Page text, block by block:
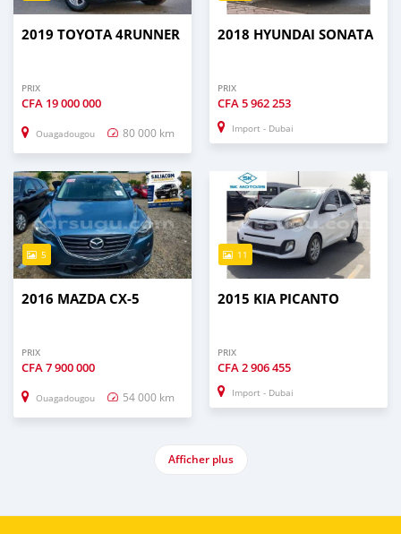
2019 TOYOTA 4RUNNER
PRIX
CFA 19 000 000
Ouagadougou 80 000 km
2018 HYUNDAI SONATA
PRIX
CFA5 962 253
Import - Dubai
5
2016 MAZDA CX-5
PRIX
CFA7 900 000
Ouagadougou 54 000 km
11
2015 KIA PICANTO
PRIX
CFA2 906 455
Import - Dubai
Afficher plus